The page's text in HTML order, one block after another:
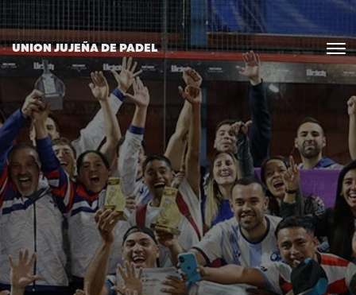
UNION JUJEÑA DE PADEL